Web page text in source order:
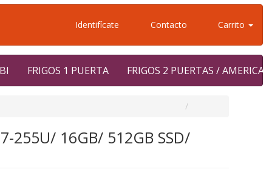
Identifícate Contacto Carrito
FRIGOS 1 PUERTA FRIGOS 2 PUERTAS /
255U/ 16GB/ 512GB SSD/